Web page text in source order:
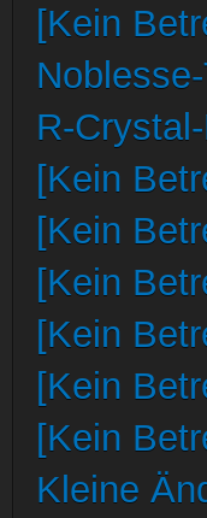
[Kein
R-
[Kein
[Kein
[Kein
[Kein
[Kein
[Kein
Kleine